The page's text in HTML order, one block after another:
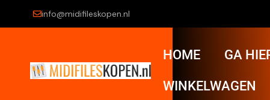
info@midifileskopen.nl
HOME GA
WINKELWAGEN